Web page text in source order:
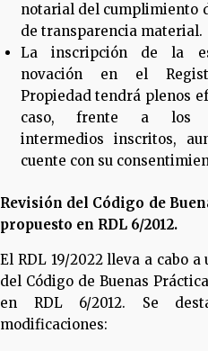
notarial del cumplimiento
de transparencia material.
La inscripción de la
novación en el
Propiedad tendrá plenos
caso, frente a los
intermedios inscritos,
cuente con su
Revisión del Código de
propuesto en RDL 6/2012.
El RDL 19/2022 lleva a cabo
del Código de Buenas
en RDL 6/2012. Se
modificaciones: